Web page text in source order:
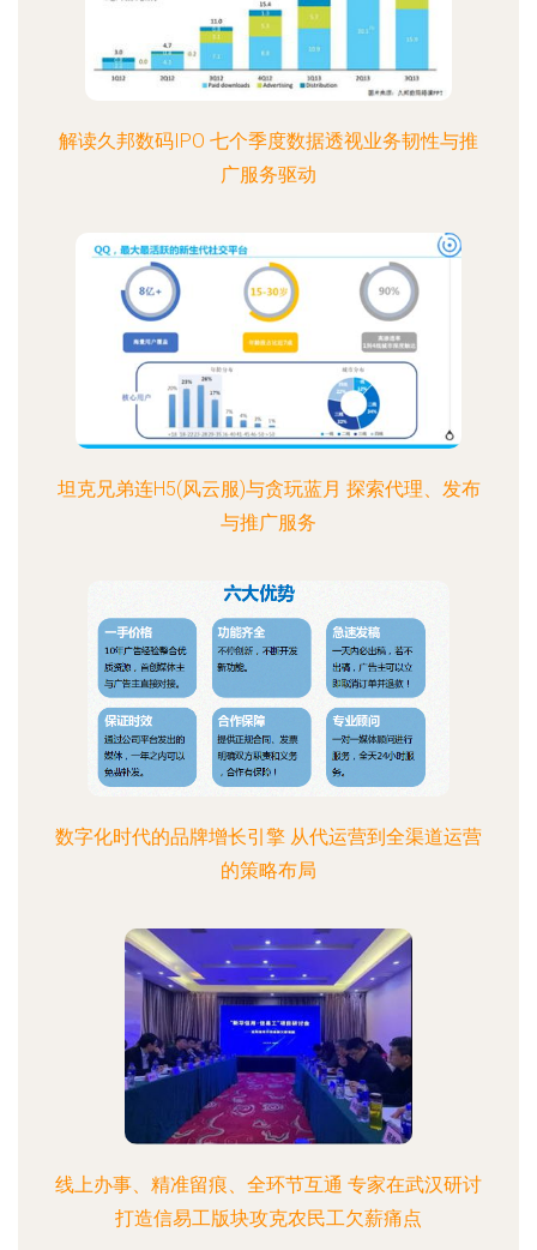
解读久邦数码IPO 七个季度数据透视业务韧性与推
广服务驱动
坦克兄弟连H5(风云服)与贪玩蓝月 探索代理、发布
与推广服务
数字化时代的品牌增长引擎 从代运营到全渠道运营
的策略布局
线上办事、精准留痕、全环节互通 专家在武汉研讨
打造信易工版块攻克农民工欠薪痛点